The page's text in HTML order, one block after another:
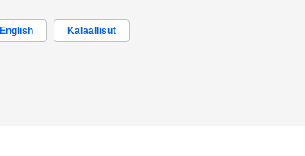
English Kalaallisut